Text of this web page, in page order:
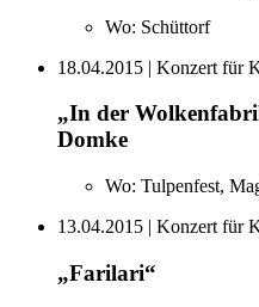
Wo: Schüttorf
18.04.2015 | Konzert für
„In der
Domke
Wo: Tulpenfest,
13.04.2015 | Konzert für
„Farilari“